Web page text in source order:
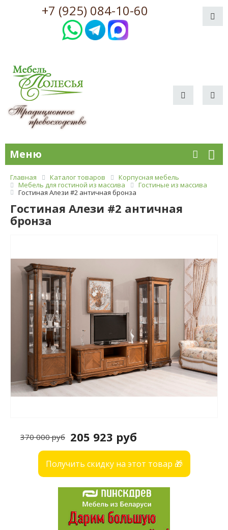
+7 (925) 084-10-60
Меню
Главная Каталог товаров
Корпусная мебель
Мебель для гостиной из массива
Гостиные из массива
Гостиная Алези #2 античная бронза
Гостиная Алези #2 античная
бронза
205 923 руб
370 000 руб
Получить скидку на этот товар 🎁